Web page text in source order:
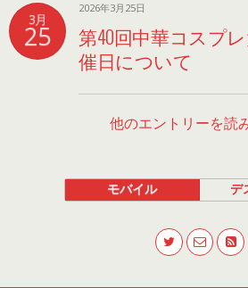
3月
25
2026年3月25日
第40回中華コスプ
催日について
他のエントリーを読
モバイル デ